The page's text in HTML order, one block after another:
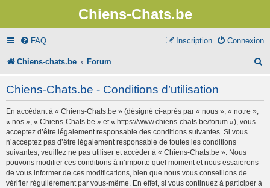
Chiens-Chats.be
FAQ Connexion
Inscription
Chiens-chats.be Forum
Chiens-Chats.be - Conditions d’utilisation
En accédant à « Chiens-Chats.be » (désigné ci-après par « nous », « notre »,
« nos », « Chiens-Chats.be » et « https://www.chiens-chats.be/forum »), vous
acceptez d’être légalement responsable des conditions suivantes. Si vous
n’acceptez pas d’être légalement responsable de toutes les conditions
suivantes, veuillez ne pas utiliser et accéder à « Chiens-Chats.be ». Nous
pouvons modifier ces conditions à n’importe quel moment et nous essaierons
de vous informer de ces modifications, bien que nous vous conseillons de
vérifier régulièrement par vous-même. En effet, si vous continuez à participer à